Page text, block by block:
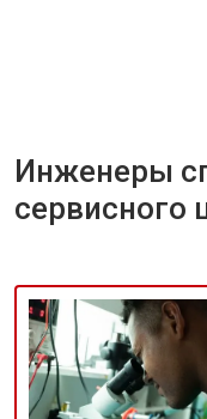
Инженеры
сервисного